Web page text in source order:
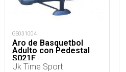
GS031004
Aro de Basquetbol
Adulto con Pedestal
S021F
Uk Time Sport